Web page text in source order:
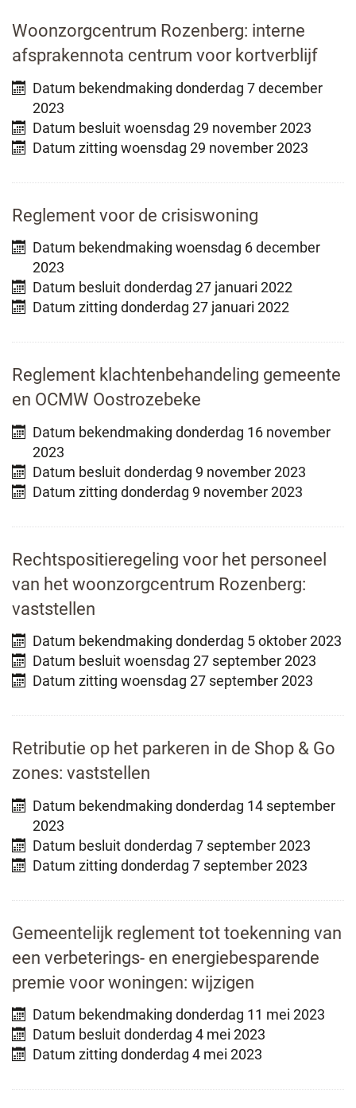
Woonzorgcentrum Rozenberg: interne
afsprakennota centrum voor kortverblijf
Datum bekendmaking donderdag 7 december
2023
Datum besluitwoensdag 29 november 2023
Datum zitting woensdag 29 november 2023
Reglement voor de crisiswoning
Datum bekendmaking woensdag 6 december
2023
Datum besluitdonderdag 27 januari 2022
Datum zitting donderdag 27 januari 2022
Reglement klachtenbehandeling gemeente
en OCMW Oostrozebeke
Datum bekendmaking donderdag 16 november
2023
Datum besluitdonderdag 9 november 2023
Datum zitting donderdag 9 november 2023
Rechtspositieregeling voor het personeel
van het woonzorgcentrum Rozenberg:
vaststellen
Datum bekendmaking donderdag 5 oktober 2023
Datum besluitwoensdag 27 september 2023
Datum zitting woensdag 27 september 2023
Retributie op het parkeren in de Shop & Go
zones: vaststellen
Datum bekendmaking donderdag 14 september
2023
Datum besluitdonderdag 7 september 2023
Datum zitting donderdag 7 september 2023
Gemeentelijk reglement tot toekenning van
een verbeterings- en energiebesparende
premie voor woningen: wijzigen
Datum bekendmaking donderdag 11 mei 2023
Datum besluitdonderdag 4 mei 2023
Datum zitting donderdag 4 mei 2023